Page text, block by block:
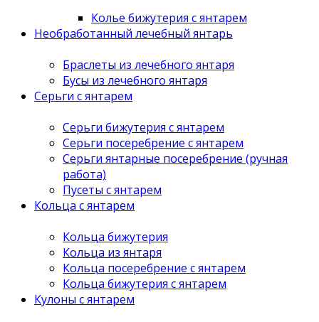
Колье бижутерия с янтарем
Необработанный лечебный янтарь
Браслеты из лечебного янтаря
Бусы из лечебного янтаря
Серьги с янтарем
Серьги бижутерия с янтарем
Серьги посеребрение с янтарем
Серьги янтарные посеребрение (ручная
работа)
Пусеты с янтарем
Кольца с янтарем
Кольца бижутерия
Кольца из янтаря
Кольца посеребрение с янтарем
Кольца бижутерия с янтарем
Кулоны с янтарем